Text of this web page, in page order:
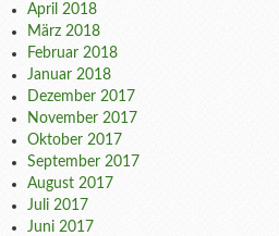
April 2018
März 2018
Februar 2018
Januar 2018
Dezember 2017
November 2017
Oktober 2017
September 2017
August 2017
Juli 2017
Juni 2017